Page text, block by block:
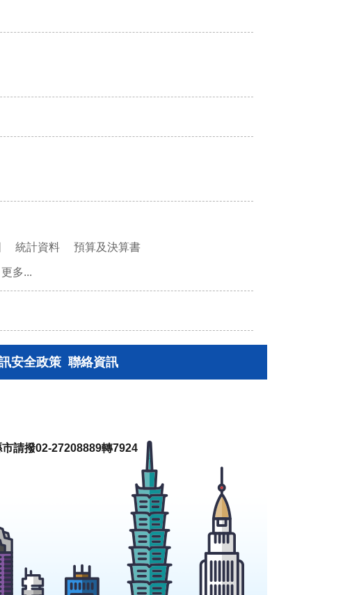
統計資料 預算及決算書
更多...
安全政策 聯絡資訊
請撥02-27208889轉7924